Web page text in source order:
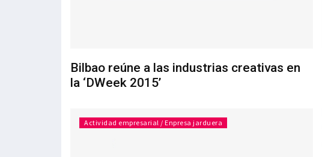
Bilbao reúne a las industrias creativas en
la ‘DWeek 2015’
Actividad empresarial / Enpresa jarduera